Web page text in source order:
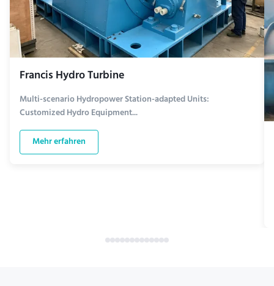
Francis Hydro Turbine
Multi-scenario Hydropower Station-adapted Units:
Customized Hydro Equipment...
Mehr erfahren